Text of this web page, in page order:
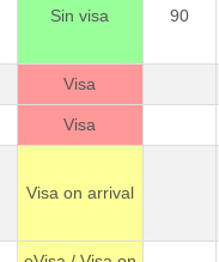
Sin visa 90
Visa
Visa
Visa on arrival